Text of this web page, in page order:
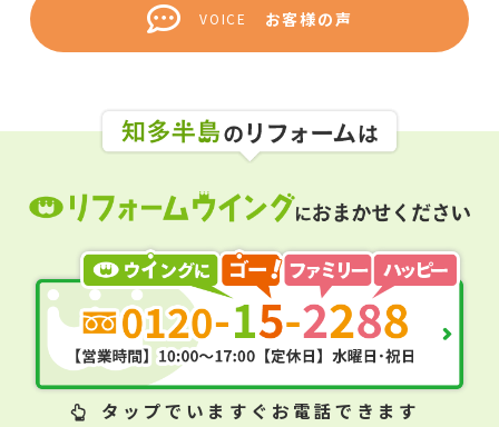
VOICE お客様の声
タップでいますぐお電話できます